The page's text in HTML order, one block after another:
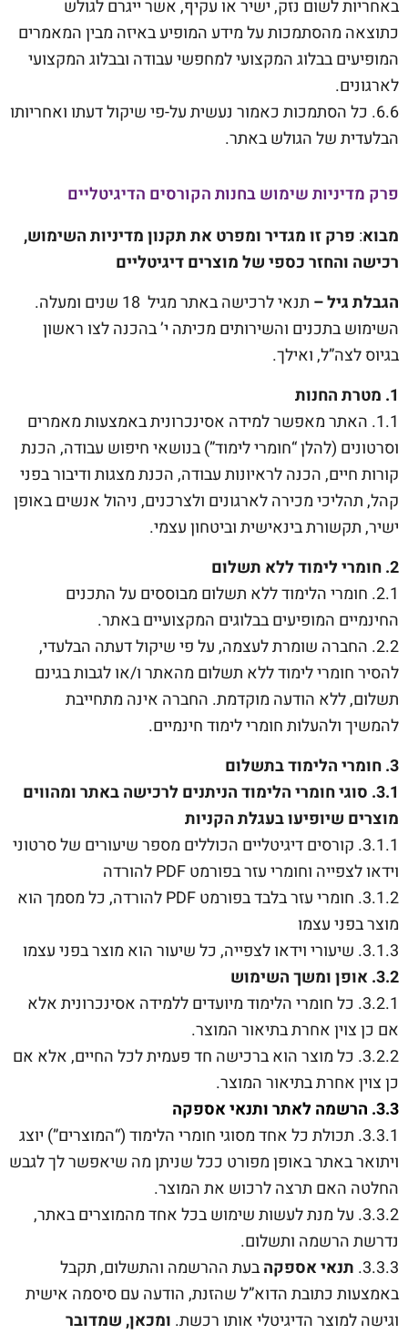
באחריות לשום נזק, ישיר או עקיף, אשר ייגרם לגולש
כתוצאה מהסתמכות על מידע המופיע באיזה מבין המאמרים
המופיעים בבלוג המקצועי למחפשי עבודה ובבלוג המקצועי
לארגונים.
6.6. כל הסתמכות כאמור נעשית על-פי שיקול דעתו ואחריותו
הבלעדית של הגולש באתר.
פרק מדיניות שימוש בחנות הקורסים הדיגיטליים
מבוא: פרק זו מגדיר ומפרט את תקנון מדיניות השימוש,
רכישה והחזר כספי של מוצרים דיגיטליים
הגבלת גיל –
תנאי לרכישה באתר מגיל 18 שנים ומעלה.
השימוש בתכנים והשירותים מכיתה י’ בהכנה לצו ראשון
בגיוס לצה”ל, ואילך.
1. מטרת החנות
1.1. האתר מאפשר למידה אסינכרונית באמצעות מאמרים
וסרטונים (להלן “חומרי לימוד”) בנושאי חיפוש עבודה, הכנת
קורות חיים, הכנה לראיונות עבודה, הכנת מצגות ודיבור בפני
קהל, תהליכי מכירה לארגונים ולצרכנים, ניהול אנשים באופן
ישיר, תקשורת בינאישית וביטחון עצמי.
2. חומרי לימוד ללא תשלום
2.1. חומרי הלימוד ללא תשלום מבוססים על התכנים
החינמיים המופיעים בבלוגים המקצועיים באתר.
2.2. החברה שומרת לעצמה, על פי שיקול דעתה הבלעדי,
להסיר חומרי לימוד ללא תשלום מהאתר ו/או לגבות בגינם
תשלום, ללא הודעה מוקדמת. החברה אינה מתחייבת
להמשיך ולהעלות חומרי לימוד חינמיים.
3. חומרי הלימוד בתשלום
3.1. סוגי חומרי הלימוד הניתנים לרכישה באתר ומהווים
מוצרים שיופיעו בעגלת הקניות
3.1.1. קורסים דיגיטליים הכוללים מספר שיעורים של סרטוני
וידאו לצפייה וחומרי עזר בפורמט PDF להורדה
3.1.2. חומרי עזר בלבד בפורמט PDF להורדה, כל מסמך הוא
מוצר בפני עצמו
3.1.3. שיעורי וידאו לצפייה, כל שיעור הוא מוצר בפני עצמו
3.2. אופן ומשך השימוש
3.2.1. כל חומרי הלימוד מיועדים ללמידה אסינכרונית אלא
אם כן צוין אחרת בתיאור המוצר.
3.2.2. כל מוצר הוא ברכישה חד פעמית לכל החיים, אלא אם
כן צוין אחרת בתיאור המוצר.
3.3. הרשמה לאתר ותנאי אספקה
3.3.1. תכולת כל אחד מסוגי חומרי הלימוד (“המוצרים”) יוצג
ויתואר באתר באופן מפורט ככל שניתן מה שיאפשר לך לגבש
החלטה האם תרצה לרכוש את המוצר.
3.3.2. על מנת לעשות שימוש בכל אחד מהמוצרים באתר,
נדרשת הרשמה ותשלום.
3.3.3. תנאי אספקהבעת ההרשמה והתשלום, תקבל
באמצעות כתובת הדוא”ל שהזנת, הודעה עם סיסמה אישית
וגישה למוצר הדיגיטלי אותו רכשת. ומכאן, שמדובר